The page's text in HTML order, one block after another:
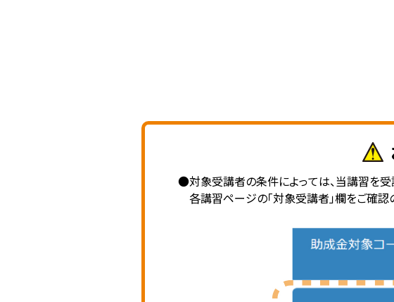
●対象受講者の条件によっては、当講習を受
各講習ページの「対象受講者」欄をご確認